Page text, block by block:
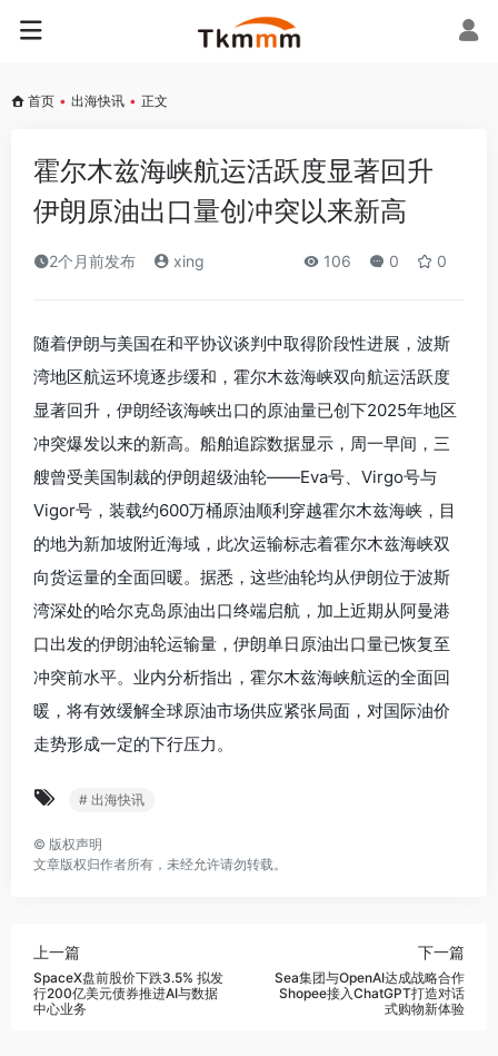
首页 • 出海快讯 • 正文
霍尔木兹海峡航运活跃度显著回升
伊朗原油出口量创冲突以来新高
2个月前发布 xing 106 0 0
随着伊朗与美国在和平协议谈判中取得阶段性进展，波斯
湾地区航运环境逐步缓和，霍尔木兹海峡双向航运活跃度
显著回升，伊朗经该海峡出口的原油量已创下2025年地区
冲突爆发以来的新高。船舶追踪数据显示，周一早间，三
艘曾受美国制裁的伊朗超级油轮——Eva号、Virgo号与
Vigor号，装载约600万桶原油顺利穿越霍尔木兹海峡，目
的地为新加坡附近海域，此次运输标志着霍尔木兹海峡双
向货运量的全面回暖。据悉，这些油轮均从伊朗位于波斯
湾深处的哈尔克岛原油出口终端启航，加上近期从阿曼港
口出发的伊朗油轮运输量，伊朗单日原油出口量已恢复至
冲突前水平。业内分析指出，霍尔木兹海峡航运的全面回
暖，将有效缓解全球原油市场供应紧张局面，对国际油价
走势形成一定的下行压力。
# 出海快讯
© 版权声明
文章版权归作者所有，未经允许请勿转载。
上一篇
SpaceX盘前股价下跌3.5% 拟发
行200亿美元债券推进AI与数据
中心业务
下一篇
Sea集团与OpenAI达成战略合作
Shopee接入ChatGPT打造对话
式购物新体验